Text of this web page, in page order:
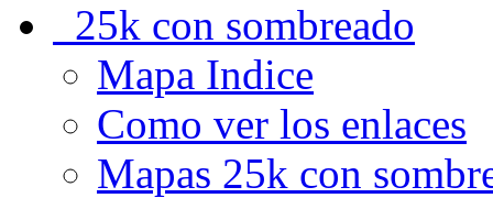
25k con sombreado
Mapa Indice
Como ver los enlaces
Mapas 25k con